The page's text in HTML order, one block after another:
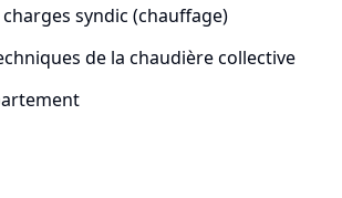
syndic (chauffage)
de la chaudière collective